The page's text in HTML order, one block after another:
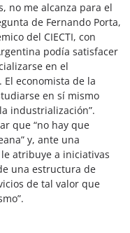
no me alcanza para el
de Fernando Porta,
del CIECTI, con
podía satisfacer
en el
economista de la
en sí mismo
industrialización”.
que “no hay que
y, ante una
atribuye a iniciativas
una estructura de
de tal valor que